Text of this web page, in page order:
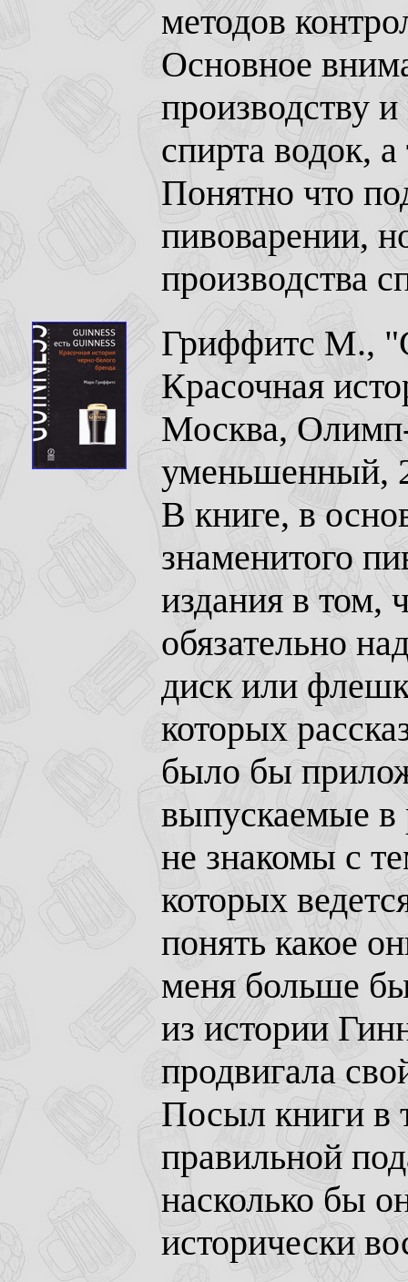
методов
Основное
производству
спирта водок,
Понятно что
пивоварении,
производства
Гриффитс М.,
Красочная
Москва,
уменьшенный,
В книге, в
знаменитого
издания в том,
обязательно
диск или
которых
было бы
выпускаемые в
не знакомы с
которых
понять какое
меня больше
из истории
продвигала
Посыл книги в
правильной
насколько бы
исторически